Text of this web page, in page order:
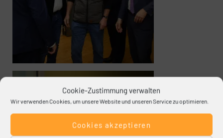
Cookie-Zustimmung verwalten
Wir verwenden Cookies, um unsere Website und unseren Service zu optimieren.
Cookies akzeptieren